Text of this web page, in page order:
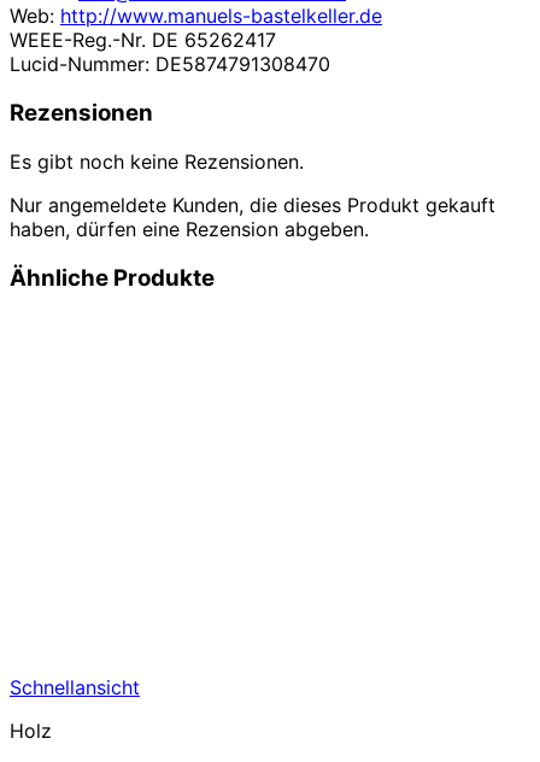
Web: http://www.manuels-bastelkeller.de
WEEE-Reg.-Nr. DE 65262417
Lucid-Nummer: DE5874791308470
Rezensionen
Es gibt noch keine Rezensionen.
Nur angemeldete Kunden, die dieses Produkt gekauft
haben, dürfen eine Rezension abgeben.
Ähnliche Produkte
Schnellansicht
Holz